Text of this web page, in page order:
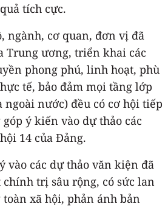
tích cực.
ngành, cơ quan, đơn vị đã
Trung ương, triển khai các
phong phú, linh hoạt, phù
tế, bảo đảm mọi tầng lớp
ngoài nước) đều có cơ hội tiếp
ý kiến vào dự thảo các
14 của Đảng.
vào các dự thảo văn kiện đã
trị sâu rộng, có sức lan
xã hội, phản ánh bản